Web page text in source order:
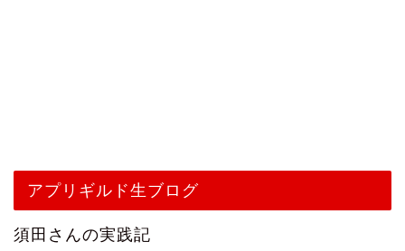
アプリギルド生ブログ
須田さんの実践記